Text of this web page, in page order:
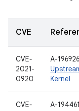
CVE
CVE-
2021-
0920
A-
Kernel
CVE-
A-